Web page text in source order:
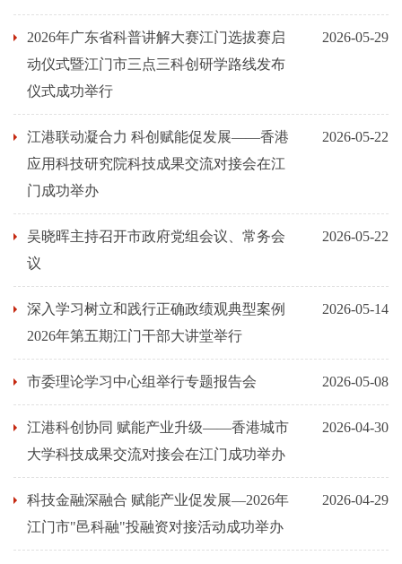
2026年广东省科普讲解大赛江门选拔赛启
动仪式暨江门市三点三科创研学路线发布
仪式成功举行
2026-05-29
江港联动凝合力 科创赋能促发展——香港
应用科技研究院科技成果交流对接会在江
门成功举办
2026-05-22
吴晓晖主持召开市政府党组会议、常务会
议
2026-05-22
深入学习树立和践行正确政绩观典型案例
2026年第五期江门干部大讲堂举行
2026-05-14
市委理论学习中心组举行专题报告会 2026-05-08
江港科创协同 赋能产业升级——香港城市
大学科技成果交流对接会在江门成功举办
2026-04-30
科技金融深融合 赋能产业促发展—2026年
江门市"邑科融"投融资对接活动成功举办
2026-04-29